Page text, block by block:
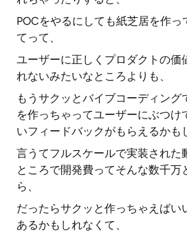
POCをやるにしても紙芝居を作っ
てって、
ユーザーに正しくプロダクトの価
れないみたいなところよりも、
もうサクッとバイブコーディング
を作っちゃってユーザーにぶつけ
いフィードバックがもらえるかも
言うてフルスケールで実装された
ところで開発費ってそんな数千万
ら、
だったらサクッと作っちゃえばい
あるかもしれなくて、